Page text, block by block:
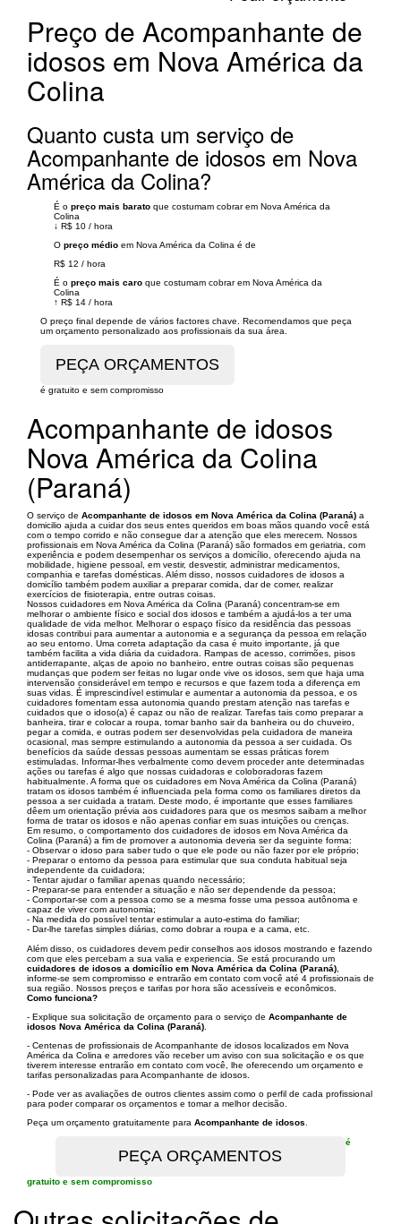
Preço de Acompanhante de
idosos em Nova América da
Colina
Quanto custa um serviço de
Acompanhante de idosos em Nova
América da Colina?
É o preço mais barato que costumam cobrar em Nova América da
Colina
↓ R$ 10 / hora
O preço médio em Nova América da Colina é de
R$ 12 / hora
É o preço mais caro que costumam cobrar em Nova América da
Colina
↑ R$ 14 / hora
O preço final depende de vários factores chave. Recomendamos que peça
um orçamento personalizado aos profissionais da sua área.
é gratuito e sem compromisso
Acompanhante de idosos
Nova América da Colina
(Paraná)
O serviço de Acompanhante de idosos em Nova América da Colina (Paraná) a
domicilio ajuda a cuidar dos seus entes queridos em boas mãos quando você está
com o tempo corrido e não consegue dar a atenção que eles merecem. Nossos
profissionais em Nova América da Colina (Paraná) são formados em geriatria, com
experiência e podem desempenhar os serviços a domicílio, oferecendo ajuda na
mobilidade, higiene pessoal, em vestir, desvestir, administrar medicamentos,
companhia e tarefas domésticas. Além disso, nossos cuidadores de idosos a
domicílio também podem auxiliar a preparar comida, dar de comer, realizar
exercícios de fisioterapia, entre outras coisas.
Nossos cuidadores em Nova América da Colina (Paraná) concentram-se em
melhorar o ambiente físico e social dos idosos e também a ajudá-los a ter uma
qualidade de vida melhor. Melhorar o espaço físico da residência das pessoas
idosas contribui para aumentar a autonomia e a segurança da pessoa em relação
ao seu entorno. Uma correta adaptação da casa é muito importante, já que
também facilita a vida diária da cuidadora. Rampas de acesso, corrimões, pisos
antiderrapante, alças de apoio no banheiro, entre outras coisas são pequenas
mudanças que podem ser feitas no lugar onde vive os idosos, sem que haja uma
intervensão considerável em tempo e recursos e que fazem toda a diferença em
suas vidas. É imprescindível estimular e aumentar a autonomia da pessoa, e os
cuidadores fomentam essa autonomia quando prestam atenção nas tarefas e
cuidados que o idoso(a) é capaz ou não de realizar. Tarefas tais como preparar a
banheira, tirar e colocar a roupa, tomar banho sair da banheira ou do chuveiro,
pegar a comida, e outras podem ser desenvolvidas pela cuidadora de maneira
ocasional, mas sempre estimulando a autonomia da pessoa a ser cuidada. Os
benefícios da saúde dessas pessoas aumentam se essas práticas forem
estimuladas. Informar-lhes verbalmente como devem proceder ante determinadas
ações ou tarefas é algo que nossas cuidadoras e coloboradoras fazem
habitualmente. A forma que os cuidadores em Nova América da Colina (Paraná)
tratam os idosos também é influenciada pela forma como os familiares diretos da
pessoa a ser cuidada a tratam. Deste modo, é importante que esses familiares
dêem um orientação prévia aos cuidadores para que os mesmos saibam a melhor
forma de tratar os idosos e não apenas confiar em suas intuições ou crenças.
Em resumo, o comportamento dos cuidadores de idosos em Nova América da
Colina (Paraná) a fim de promover a autonomia deveria ser da seguinte forma:
- Observar o idoso para saber tudo o que ele pode ou não fazer por ele próprio;
- Preparar o entorno da pessoa para estimular que sua conduta habitual seja
independente da cuidadora;
- Tentar ajudar o familiar apenas quando necessário;
- Preparar-se para entender a situação e não ser dependende da pessoa;
- Comportar-se com a pessoa como se a mesma fosse uma pessoa autônoma e
capaz de viver com autonomia;
- Na medida do possível tentar estimular a auto-estima do familiar;
- Dar-lhe tarefas simples diárias, como dobrar a roupa e a cama, etc.
Além disso, os cuidadores devem pedir conselhos aos idosos mostrando e fazendo
com que eles percebam a sua valia e experiencia. Se está procurando um
cuidadores de idosos a domicílio em Nova América da Colina (Paraná)
informe-se sem compromisso e entrarão em contato com você até 4 profissionais de
sua região. Nossos preços e tarifas por hora são acessíveis e econômicos.
Como funciona?
- Explique sua solicitação de orçamento para o serviço de Acompanhante de
idosos Nova América da Colina (Paraná)
- Centenas de profissionais de Acompanhante de idosos localizados em Nova
América da Colina e arredores vão receber um aviso con sua solicitação e os que
tiverem interesse entrarão em contato com você, lhe oferecendo um orçamento e
tarifas personalizadas para Acompanhante de idosos.
- Pode ver as avaliações de outros clientes assim como o perfil de cada profissional
para poder comparar os orçamentos e tomar a melhor decisão.
Peça um orçamento gratuitamente para Acompanhante de idosos
é
gratuito e sem compromisso